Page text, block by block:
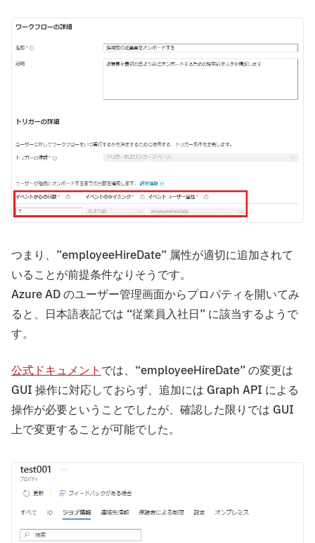
つまり、”employeeHireDate” 属性が適切に追加されて
いることが前提条件なりそうです。
Azure AD のユーザー管理画面からプロパティを開いてみ
ると、日本語表記では “従業員入社日” に該当するようで
す。
公式ドキュメントでは、“employeeHireDate” の変更は
GUI 操作に対応しておらず、追加には Graph API による
操作が必要ということでしたが、確認した限りでは GUI
上で変更することが可能でした。